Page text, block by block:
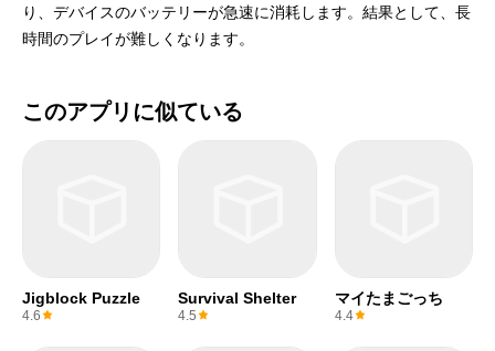
り、デバイスのバッテリーが急速に消耗します。結果として、長
時間のプレイが難しくなります。
このアプリに似ている
Jigblock Puzzle
4.6
Survival Shelter
4.5
マイたまごっち
4.4